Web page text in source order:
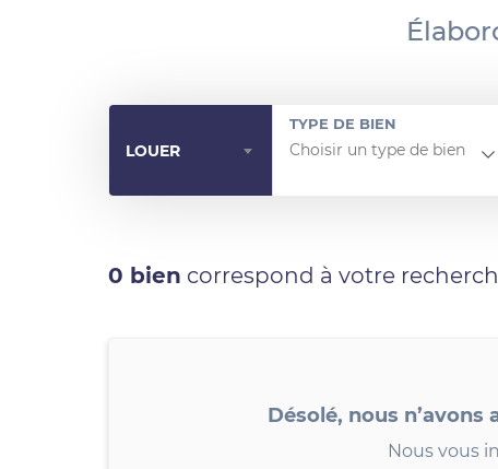
LOUER
TYPE DE BIEN
0 bien correspond à votre
Désolé, nous
Nous vous